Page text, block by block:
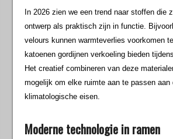
In 2026 zien we een trend naar stoffen die
ontwerp als praktisch zijn in functie.
velours kunnen warmteverlies voorkomen
katoenen gordijnen verkoeling bieden
Het creatief combineren van deze
mogelijk om elke ruimte aan te passen aan
klimatologische eisen.
Moderne technologie in ramen